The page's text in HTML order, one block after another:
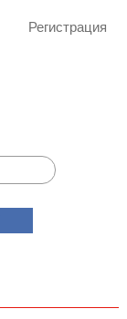
Регистрация